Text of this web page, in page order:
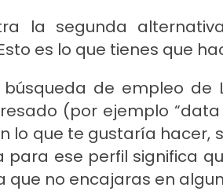
la segunda
es lo que tienes que
de empleo de
(por ejemplo
lo que te gustaría hacer,
para ese perfil significa
que no encajaras en